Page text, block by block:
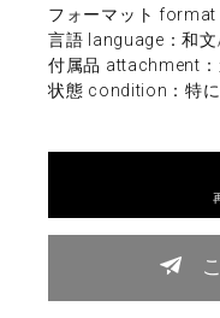
フォーマット
言語 language：和
付属品 attachment
状態 condition：特